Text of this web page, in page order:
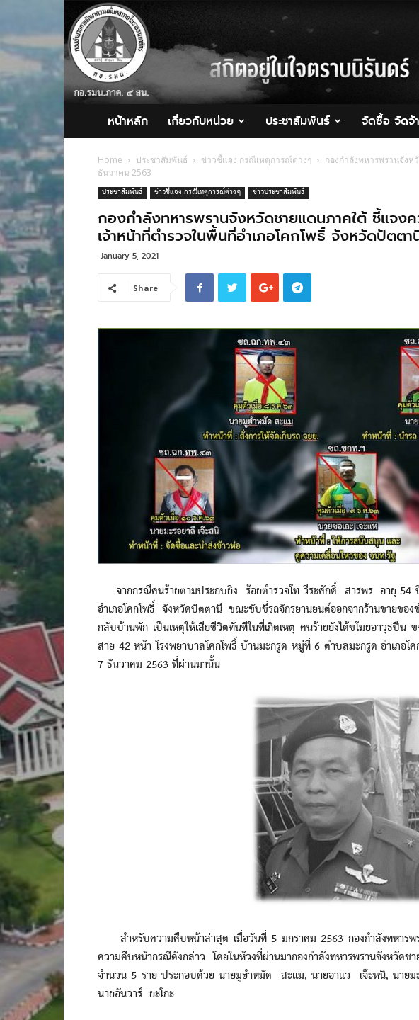
กอ.รมน.ภาค
4
สน.
หน้าหลัก เกี่ยวกับหน่วย ประชาสัมพันธ์ จัดซื้อ จัดจ้
Home ประชาสัมพันธ์ ข่าวชี้แจง กรณีเหตุการณ์ต่างๆ
กองกำลังทหารพรานจัง
ธันวาคม 2563
ประชาสัมพันธ์ ข่าวชี้แจง กรณีเหตุการณ์ต่างๆ ข่าวประชาสัมพันธ์
กองกำลังทหารพรานจังหวัดชายแดนภาคใต้ ชี้แจ
เจ้าหน้าที่ตำรวจในพื้นที่อำเภอโคกโพธิ์ จังหวัดปัตต
January 5, 2021
Share
จากกรณีคนร้ายตามประกบยิง ร้อยตำรวจโท วีระศักดิ์ สารพร อายุ 54
อำเภอโคกโพธิ์ จังหวัดปัตตานี ขณะขับขี่รถจักรยานยนต์ออกจากร้านขายของ
กลับบ้านพัก เป็นเหตุให้เสียชีวิตทันทีในที่เกิดเหตุ คนร้ายยังได้ขโมยอาวุธปื
สาย 42 หน้า โรงพยาบาลโคกโพธิ์ บ้านมะกรูด หมู่ที่ 6 ตำบลมะกรูด อำเภอ
7 ธันวาคม 2563 ที่ผ่านมานั้น
สำหรับความคืบหน้าล่าสุด เมื่อวันที่ 5 มกราคม 2563 กองกำลังทหารพ
ความคืบหน้ากรณีดังกล่าว โดยในห้วงที่ผ่านมากองกำลังทหารพรานจังหวัดช
จำนวน 5 ราย ประกอบด้วย นายมูฮำหมัด สะแม, นายอาแว เจ๊ะหนิ, นาย
นายอันวาร์ ยะโกะ